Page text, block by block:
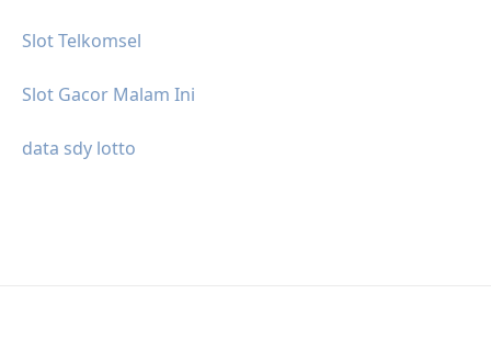
Slot Telkomsel
Slot Gacor Malam Ini
data sdy lotto